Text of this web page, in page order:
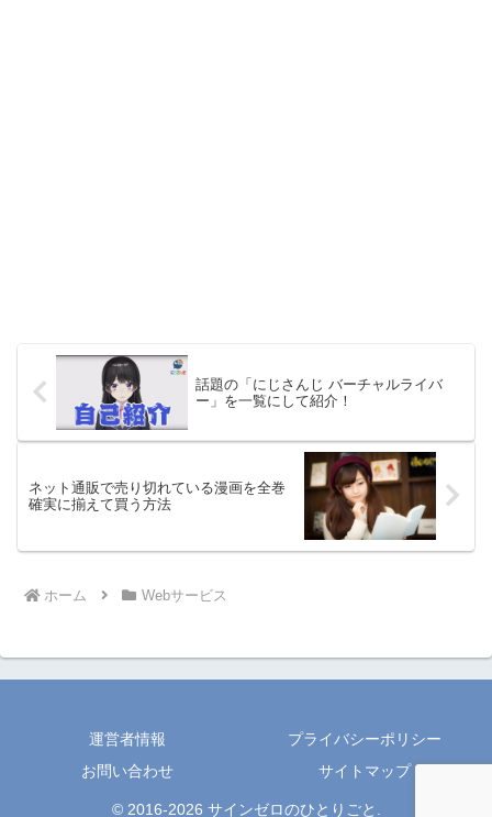
話題の「にじさんじ バーチャルライバ
ー」を一覧にして紹介！
ネット通販で売り切れている漫画を全巻
確実に揃えて買う方法
ホーム Webサービス
運営者情報
プライバシーポリシー
お問い合わせ
サイトマップ
© 2016-2026 サインゼロのひとりごと.